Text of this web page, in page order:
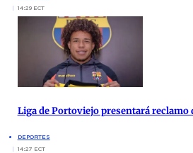
14:29 ECT
Liga de Portoviejo presentará reclamo
DEPORTES
14:27 ECT